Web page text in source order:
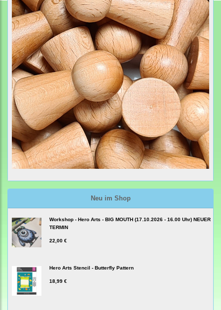
Neu im Shop
Workshop - Hero Arts - BIG MOUTH (17.10.2026 - 16.00 Uhr) NEUER
TERMIN
22,00 €
Hero Arts Stencil - Butterfly Pattern
18,99 €